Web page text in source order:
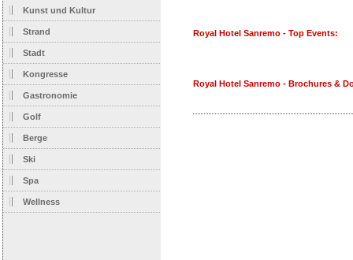
Kunst und Kultur
Strand
Stadt
Kongresse
Gastronomie
Golf
Berge
Ski
Spa
Wellness
Royal Hotel Sanremo - Top Events:
Royal Hotel Sanremo - Brochures &